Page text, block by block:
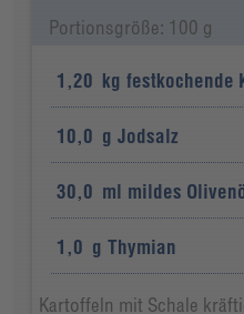
Portionsgröße: 100 g
1,20 kg festkochende
10,0 g Jodsalz
30,0 ml mildes
1,0 g Thymian
Kartoffeln mit Schale